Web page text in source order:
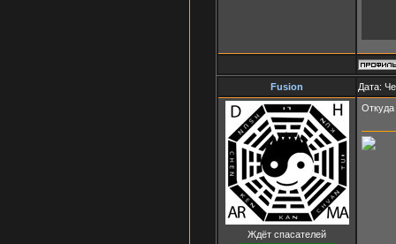
Fusion Дата:
Ждёт спасателей
Откуда